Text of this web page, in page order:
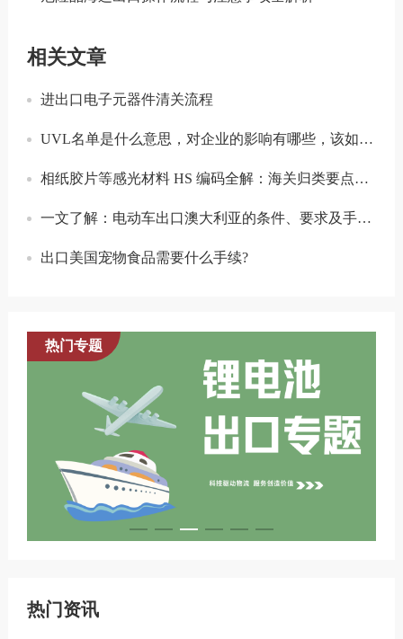
相关文章
进出口电子元器件清关流程
UVL名单是什么意思，对企业的影响有哪些，该如何应对？
相纸胶片等感光材料 HS 编码全解：海关归类要点与申报指南
一文了解：电动车出口澳大利亚的条件、要求及手续流程
出口美国宠物食品需要什么手续?
热门专题
热门资讯